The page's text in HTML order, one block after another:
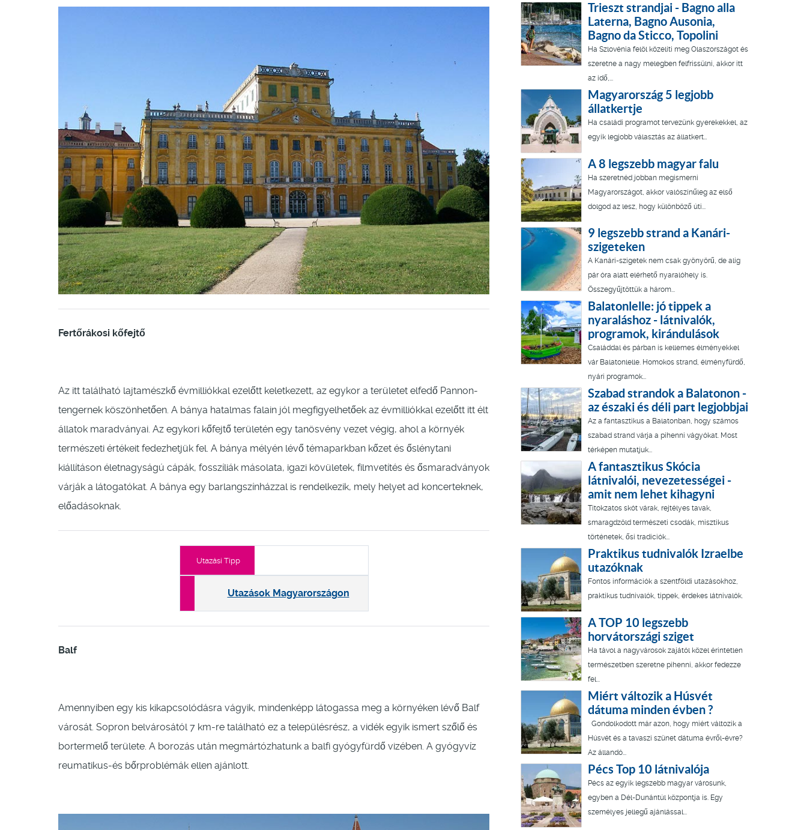
Fertőrákosi kőfejtő
Az itt található lajtamészkő évmilliókkal ezelőtt keletkezett, az egykor a területet elfedő Pannon-
tengernek köszönhetően. A bánya hatalmas falain jól megfigyelhetőek az évmilliókkal ezelőtt itt élt
állatok maradványai. Az egykori kőfejtő területén egy tanösvény vezet végig, ahol a környék
természeti értékeit fedezhetjük fel. A bánya mélyén lévő témaparkban kőzet és őslénytani
kiállításon életnagyságú cápák, fosszíliák másolata, igazi kövületek, filmvetítés és ősmaradványok
várják a látogatókat. A bánya egy barlangszínházzal is rendelkezik, mely helyet ad koncerteknek,
előadásoknak.
Utazási Tipp
Utazások Magyarországon
Balf
Amennyiben egy kis kikapcsolódásra vágyik, mindenképp látogassa meg a környéken lévő Balf
városát. Sopron belvárosától 7 km-re található ez a településrész, a vidék egyik ismert szőlő és
bortermelő területe. A borozás után megmártózhatunk a balfi gyógyfürdő vizében. A gyógyvíz
reumatikus-és bőrproblémák ellen ajánlott.
Trieszt strandjai - Bagno alla
Laterna, Bagno Ausonia,
Bagno da Sticco, Topolini
Ha Szlovénia felöl közelíti meg Olaszországot és
szeretne a nagy melegben felfrissülni, akkor itt
az idő,...
Magyarország 5 legjobb
állatkertje
Ha családi programot tervezünk gyerekekkel, az
egyik legjobb választás az állatkert…
A 8 legszebb magyar falu
Ha szeretnéd jobban megismerni
Magyarországot, akkor valószínűleg az első
dolgod az lesz, hogy különböző úti...
9 legszebb strand a Kanári-
szigeteken
A Kanári-szigetek nem csak gyönyörű, de alig
pár óra alatt elérhető nyaralóhely is.
Összegyűjtöttük a három...
Balatonlelle: jó tippek a
nyaraláshoz - látnivalók,
programok, kirándulások
Családdal és párban is kellemes élményekkel
vár Balatonlelle. Homokos strand, élményfürdő,
nyári programok...
Szabad strandok a Balatonon -
az északi és déli part legjobbjai
Az a fantasztikus a Balatonban, hogy számos
szabad strand várja a pihenni vágyókat. Most
térképen mutatjuk...
A fantasztikus Skócia
látnivalói, nevezetességei -
amit nem lehet kihagyni
Titokzatos skót várak, rejtélyes tavak,
smaragdzöld természeti csodák, misztikus
történetek, ősi tradíciók...
Praktikus tudnivalók Izraelbe
utazóknak
Fontos információk a szentföldi utazásokhoz,
praktikus tudnivalók, tippek, érdekes látnivalók.
A TOP 10 legszebb
horvátországi sziget
Ha távol a nagyvárosok zajától közel érintetlen
természetben szeretne pihenni, akkor fedezze
fel...
Miért változik a Húsvét
dátuma minden évben ?
Gondolkodott már azon, hogy miért változik a
Húsvét és a tavaszi szünet dátuma évről-évre?
Az állandó...
Pécs Top 10 látnivalója
Pécs az egyik legszebb magyar városunk,
egyben a Dél-Dunántúl központja is. Egy
személyes jellegű ajánlással...